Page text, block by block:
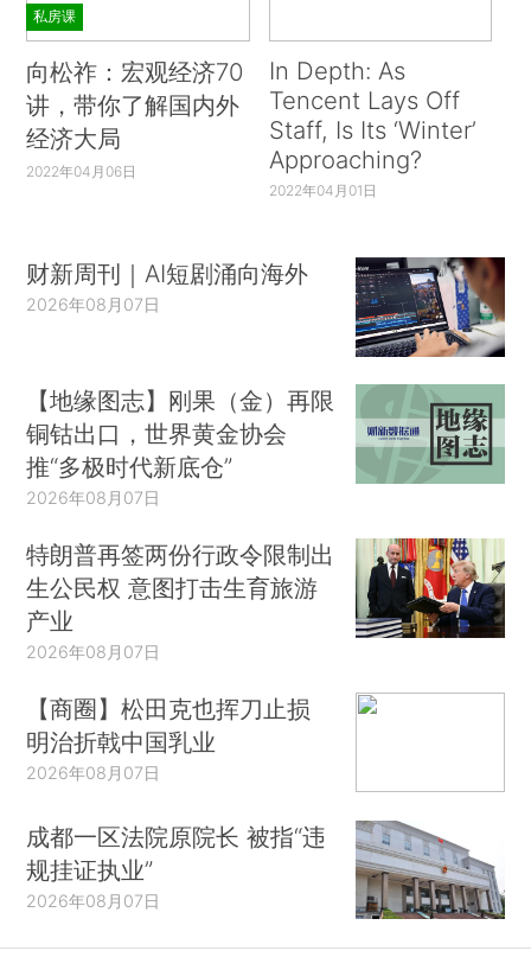
私房课
向松祚：宏观经济70
讲，带你了解国内外
经济大局
2022年04月06日
In Depth: As
Tencent Lays Off
Staff, Is Its ‘Winter’
Approaching?
2022年04月01日
财新周刊｜AI短剧涌向海外
2026年08月07日
【地缘图志】刚果（金）再限
铜钴出口，世界黄金协会
推“多极时代新底仓”
2026年08月07日
特朗普再签两份行政令限制出
生公民权 意图打击生育旅游
产业
2026年08月07日
【商圈】松田克也挥刀止损
明治折戟中国乳业
2026年08月07日
成都一区法院原院长 被指“违
规挂证执业”
2026年08月07日